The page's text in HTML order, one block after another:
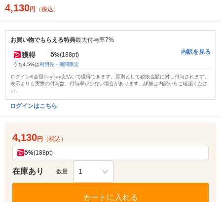
4,130円 （税込）
お買い物でもらえる特典最大付与率7%
獲得 5%(188pt)
うち4.5%は利用先・期間限定
内訳を見る
ログイン&全額PayPay支払いで獲得できます。原則として税抜金額に対し付与されます。
表示よりも実際の付与数、付与率が少ない場合があります。詳細は内訳からご確認くださ
い。
ログインはこちら
4,130円 （税込）
5%(188pt)
在庫あり 数量 1
カートに入れる